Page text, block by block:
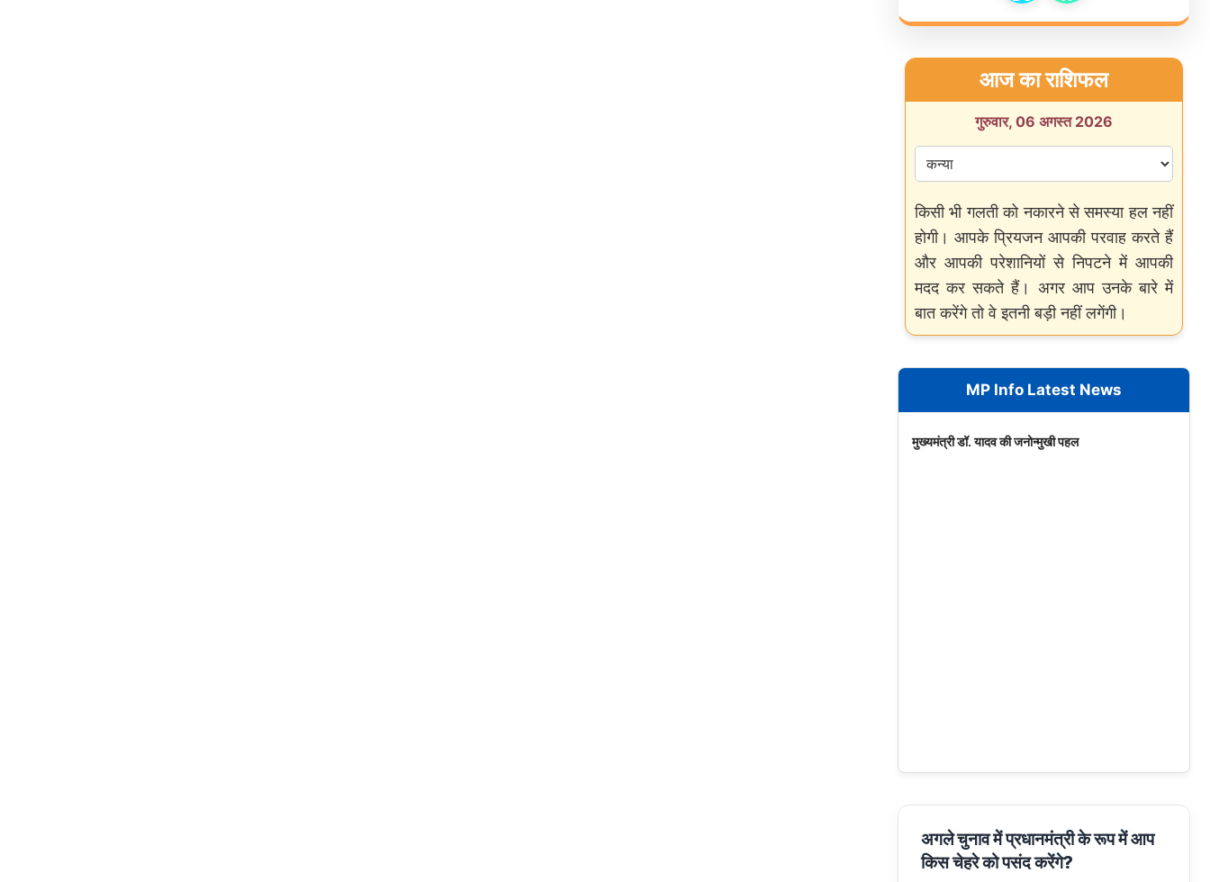
आज का राशिफल
गुरुवार, 06 अगस्त 2026
किसी भी गलती को नकारने से समस्या हल नहीं
होगी। आपके प्रियजन आपकी परवाह करते हैं
और आपकी परेशानियों से निपटने में आपकी
मदद कर सकते हैं। अगर आप उनके बारे में
बात करेंगे तो वे इतनी बड़ी नहीं लगेंगी।
MP Info Latest News
मुख्यमंत्री डॉ. यादव की जनोन्मुखी पहल
अगले चुनाव में प्रधानमंत्री के रूप में आप
किस चेहरे को पसंद करेंगे?